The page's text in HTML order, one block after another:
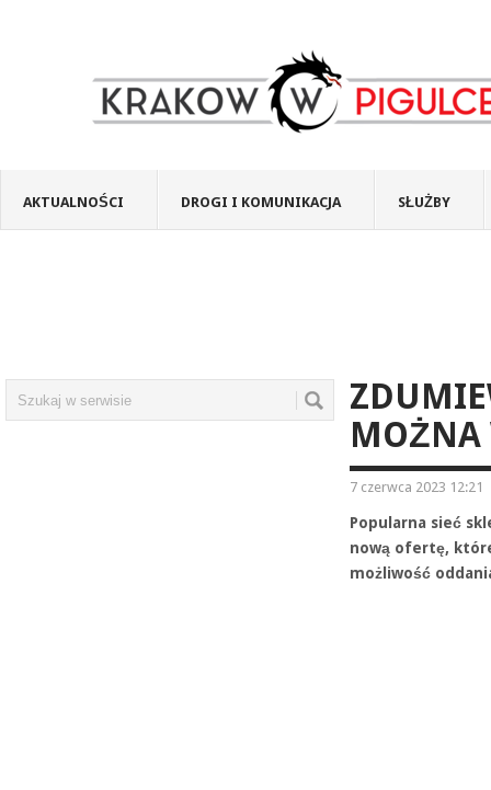
AKTUALNOŚCI DROGI I KOMUNIKACJA SŁUŻBY
MOŻNA
7 czerwca 2023 12:21
Popularna sieć
nową ofertę,
możliwość